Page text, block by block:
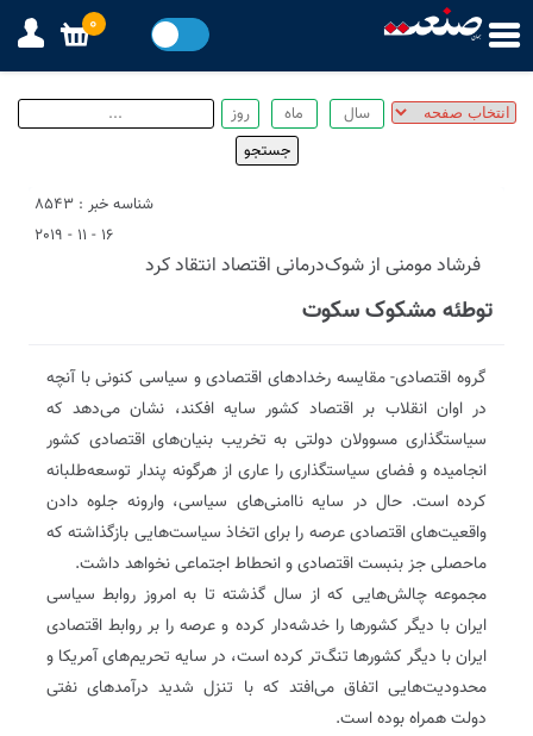
شناسه خبر : 8543
16 - 11 - 2019
فرشاد مومنی از شوک‌درمانی اقتصاد انتقاد کرد
توطئه مشکوک سکوت
گروه اقتصادی- مقایسه رخدادهای اقتصادی و سیاسی کنونی با آنچه
در اوان انقلاب بر اقتصاد کشور سایه افکند، نشان می‌دهد که
سیاستگذاری مسوولان دولتی به تخریب بنیان‌های اقتصادی کشور
انجامیده و فضای سیاستگذاری را عاری از هرگونه پندار توسعه‌طلبانه
کرده است. حال در سایه ناامنی‌های سیاسی، وارونه جلوه دادن
واقعیت‌های اقتصادی عرصه را برای اتخاذ سیاست‌هایی بازگذاشته که
ماحصلی جز بنبست اقتصادی و انحطاط اجتماعی نخواهد داشت.
مجموعه چالش‌هایی که از سال گذشته تا به امروز روابط سیاسی
ایران با دیگر کشورها را خدشه‌دار کرده و عرصه را بر روابط اقتصادی
ایران با دیگر کشورها تنگ‌تر کرده است، در سایه تحریم‌های آمریکا و
محدودیت‌هایی اتفاق می‌افتد که با تنزل شدید درآمدهای نفتی
دولت همراه بوده است.
0